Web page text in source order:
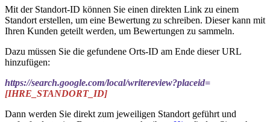
Mit der Standort-ID können Sie einen direkten Link zu einem
Standort erstellen, um eine Bewertung zu schreiben. Dieser kann mit
Ihren Kunden geteilt werden, um Bewertungen zu sammeln.
Dazu müssen Sie die gefundene Orts-ID am Ende dieser URL
hinzufügen:
https://search.google.com/local/writereview?placeid=
[IHRE_STANDORT_ID]
Dann werden Sie direkt zum jeweiligen Standort geführt und